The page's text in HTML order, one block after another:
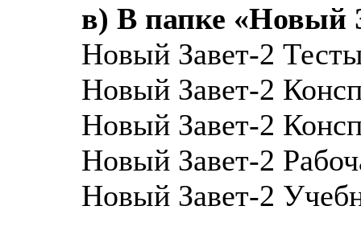
в) В папке «Новый
Новый Завет-2
Новый Завет-2
Новый Завет-2
Новый Завет-2
Новый Завет-2